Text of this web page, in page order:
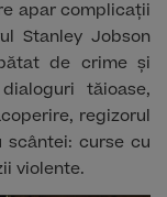
apar complicații
Stanley Jobson
de crime și
tăioase,
regizorul
scântei: curse cu
violente.